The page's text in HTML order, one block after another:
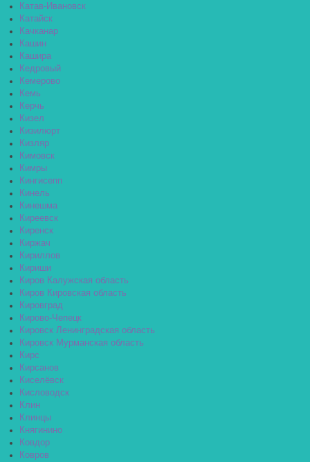
Катав-Ивановск
Катайск
Качканар
Кашин
Кашира
Кедровый
Кемерово
Кемь
Керчь
Кизел
Кизилюрт
Кизляр
Кимовск
Кимры
Кингисепп
Кинель
Кинешма
Киреевск
Киренск
Киржач
Кириллов
Кириши
Киров Калужская область
Киров Кировская область
Кировград
Кирово-Чепецк
Кировск Ленинградская область
Кировск Мурманская область
Кирс
Кирсанов
Киселёвск
Кисловодск
Клин
Клинцы
Княгинино
Ковдор
Ковров